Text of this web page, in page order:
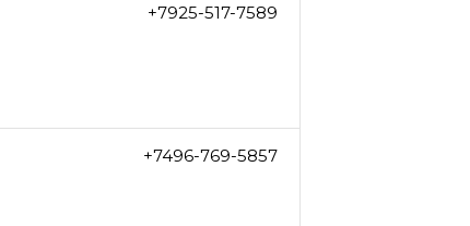
+7925-517-7589
+7496-769-5857